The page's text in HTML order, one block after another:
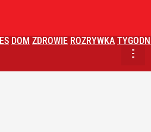
DOM ZDROWIE ROZRYWKA